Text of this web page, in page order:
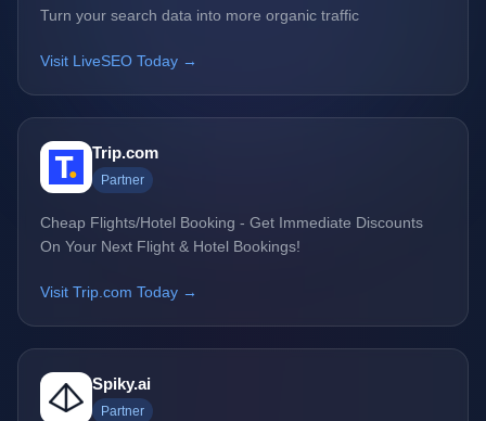
Turn your search data into more organic traffic
Visit LiveSEO Today →
Trip.com
Partner
Cheap Flights/Hotel Booking - Get Immediate Discounts
On Your Next Flight & Hotel Bookings!
Visit Trip.com Today →
Spiky.ai
Partner